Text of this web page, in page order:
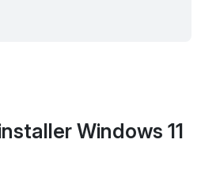
Windows 11